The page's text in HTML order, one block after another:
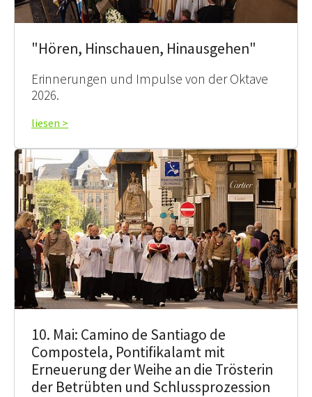
"Hören, Hinschauen, Hinausgehen"
Erinnerungen und Impulse von der Oktave
2026.
liesen >
10. Mai: Camino de Santiago de
Compostela, Pontifikalamt mit
Erneuerung der Weihe an die Trösterin
der Betrübten und Schlussprozession